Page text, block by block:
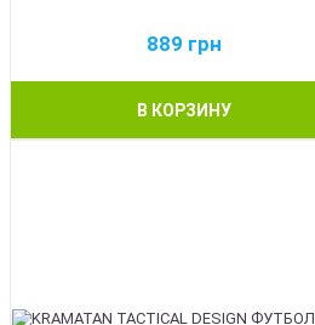
889 грн
В КОРЗИНУ